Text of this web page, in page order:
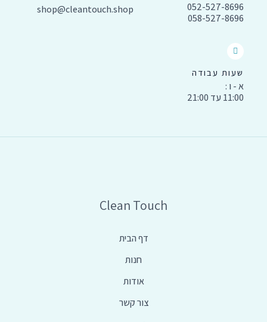
052-527-8696
058-527-8696
shop@cleantouch.shop
שעות עבודה
א - ו :
11:00 עד 21:00
Clean Touch
דף הבית
חנות
אודות
צור קשר